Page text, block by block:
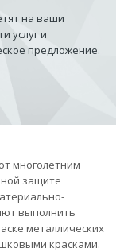
на ваши
услуг и
предложение.
многолетним
защите
выполнить
металлических
красками.